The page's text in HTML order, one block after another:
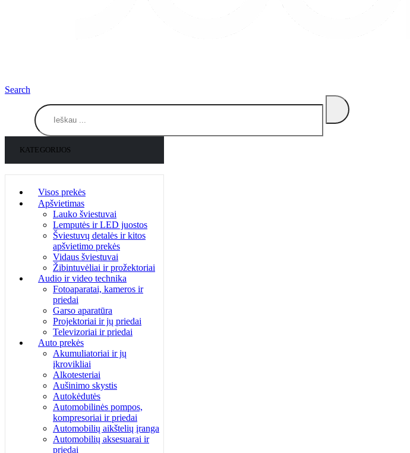
Search
KATEGORIJOS
Visos prekės
Apšvietimas
Lauko šviestuvai
Lemputės ir LED juostos
Šviestuvų detalės ir kitos
apšvietimo prekės
Vidaus šviestuvai
Žibintuvėliai ir prožektoriai
Audio ir video technika
Fotoaparatai, kameros ir
priedai
Garso aparatūra
Projektoriai ir jų priedai
Televizoriai ir priedai
Auto prekės
Akumuliatoriai ir jų
įkrovikliai
Alkotesteriai
Aušinimo skystis
Autokėdutės
Automobilinės pompos,
kompresoriai ir priedai
Automobilių aikštelių įranga
Automobilių aksesuarai ir
priedai